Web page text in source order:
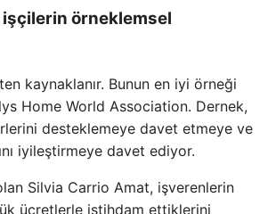
örneklemsel
kaynaklanır. Bunun en iyi örneği
Home World Association. Dernek,
desteklemeye davet etmeye ve
iyileştirmeye davet ediyor.
Silvia Carrio Amat, işverenlerin
ücretlerle istihdam ettiklerini